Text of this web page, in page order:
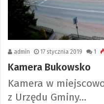
admin 17 stycznia 2019 1
Kamera Bukowsko
Kamera w
z Urzędu Gminy…